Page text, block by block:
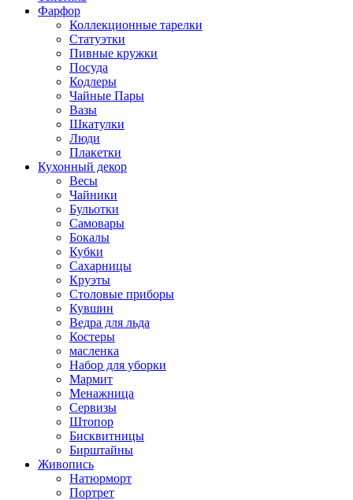
Фарфор
Коллекционные тарелки
Статуэтки
Пивные кружки
Посуда
Кодлеры
Чайные Пары
Вазы
Шкатулки
Люди
Плакетки
Кухонный декор
Весы
Чайники
Бульотки
Самовары
Бокалы
Кубки
Сахарницы
Круэты
Столовые приборы
Кувшин
Ведра для льда
Костеры
масленка
Набор для уборки
Мармит
Менажница
Сервизы
Штопор
Бисквитницы
Бирштайны
Живопись
Натюрморт
Портрет